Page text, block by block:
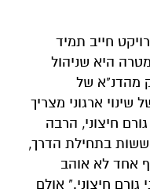
חייב תמיד
היא שניהול
מהדנ"א של
ארגוני מצריך
חיצוני, הרבה
בתחילת הדרך,
אחד לא אוהב
חיצוני." אולם